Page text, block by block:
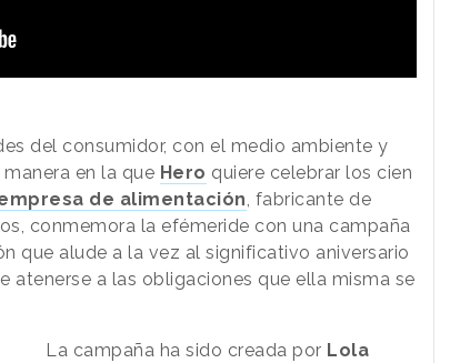
del consumidor, con el medio ambiente y
en la que Hero quiere celebrar los cien
de alimentación, fabricante de
conmemora la efémeride con una campaña
que alude a la vez al significativo aniversario
atenerse a las obligaciones que ella misma se
La campaña ha sido creada por Lola